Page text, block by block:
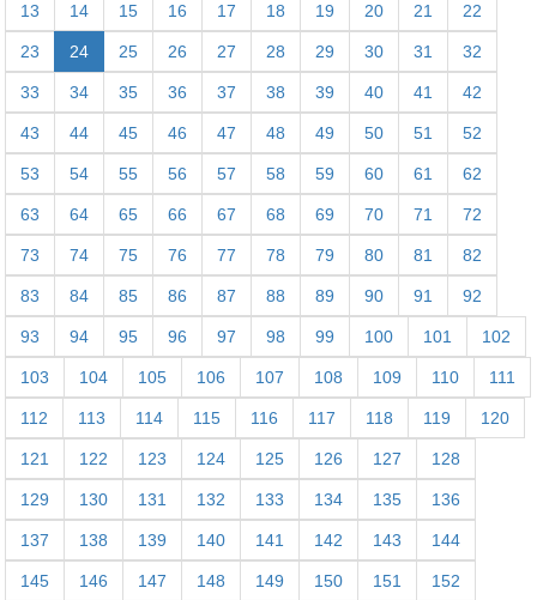
13 14 15 16 17 18 19 20 21 22
23 24 25 26 27 28 29 30 31 32
33 34 35 36 37 38 39 40 41 42
43 44 45 46 47 48 49 50 51 52
53 54 55 56 57 58 59 60 61 62
63 64 65 66 67 68 69 70 71 72
73 74 75 76 77 78 79 80 81 82
83 84 85 86 87 88 89 90 91 92
93 94 95 96 97 98 99 100 101 102
103 104 105 106 107 108 109 110 111
112 113 114 115 116 117 118 119 120
121 122 123 124 125 126 127 128
129 130 131 132 133 134 135 136
137 138 139 140 141 142 143 144
145 146 147 148 149 150 151 152